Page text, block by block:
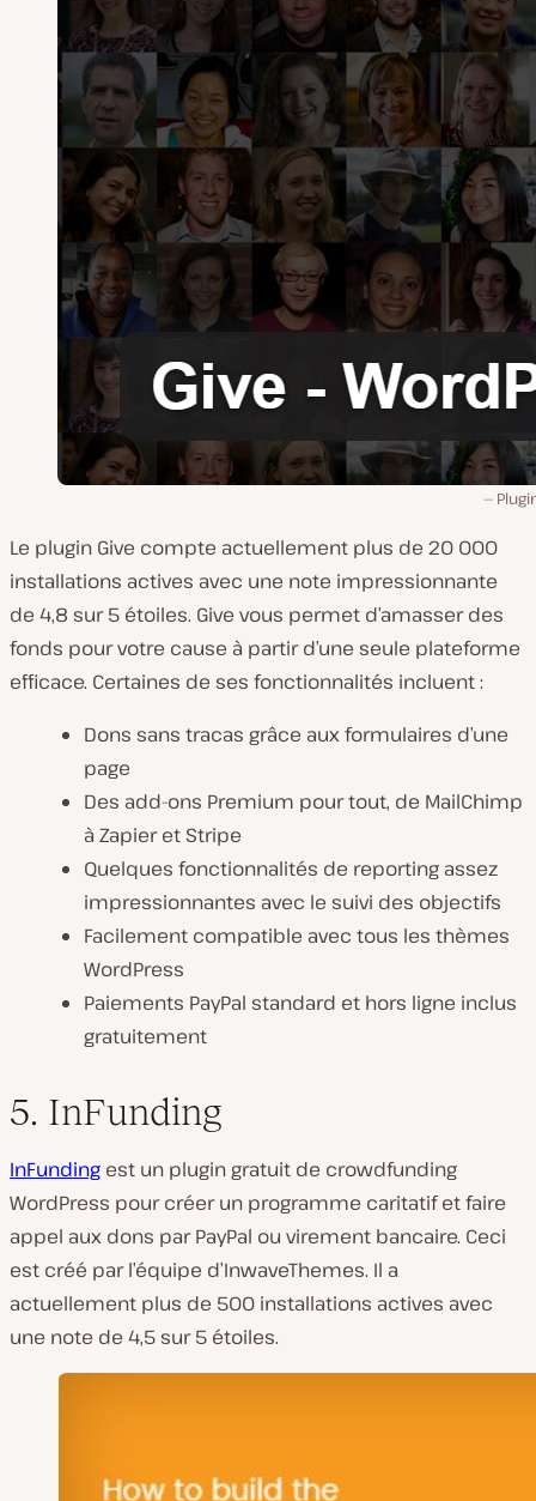
Le plugin Give compte actuellement plus de 20 000
installations actives avec une note impressionnante
de 4,8 sur 5 étoiles. Give vous permet d’amasser des
fonds pour votre cause à partir d’une seule plateforme
efficace. Certaines de ses fonctionnalités incluent :
Dons sans tracas grâce aux formulaires d’une
page
Des add-ons Premium pour tout, de MailChimp
à Zapier et Stripe
Quelques fonctionnalités de reporting assez
impressionnantes avec le suivi des objectifs
Facilement compatible avec tous les thèmes
WordPress
Paiements PayPal standard et hors ligne inclus
gratuitement
5. InFunding
InFunding est un plugin gratuit de crowdfunding
WordPress pour créer un programme caritatif et faire
appel aux dons par PayPal ou virement bancaire. Ceci
est créé par l’équipe d’InwaveThemes. Il a
actuellement plus de 500 installations actives avec
une note de 4,5 sur 5 étoiles.